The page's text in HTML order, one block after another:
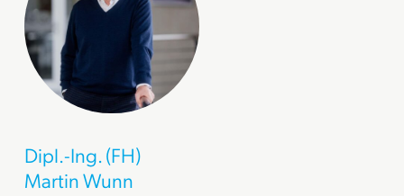
Dipl.-Ing. (FH)
Martin Wunn